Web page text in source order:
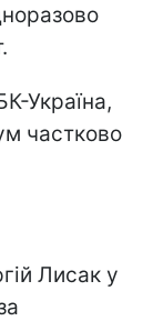
Україна,
частково
Лисак у